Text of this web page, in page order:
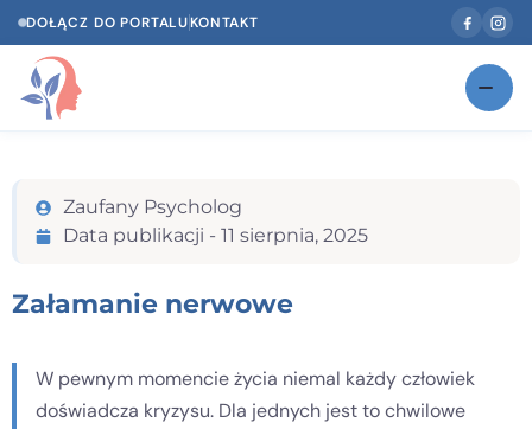
DOŁĄCZ DO PORTALUKONTAKT
GabinetyNOWOŚĆ
Według specjalizacji
Psycholog w Twoim języku
Diagnozy psychologiczne
Testy psychologiczne
Zaufany Psycholog
Data publikacji - 11 sierpnia, 2025
Załamanie nerwowe
W pewnym momencie życia niemal każdy człowiek
doświadcza kryzysu. Dla jednych jest to chwilowe